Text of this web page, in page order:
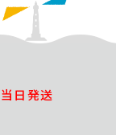
当日発送